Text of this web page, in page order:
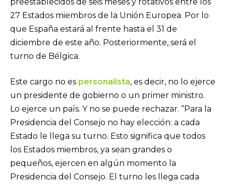
27 Estados miembros de la Unión Europea. Por lo
que España estará al frente hasta el 31 de
diciembre de este año. Posteriormente, será el
turno de Bélgica.
Este cargo no es personalista, es decir, no lo ejerce
un presidente de gobierno o un primer ministro.
Lo ejerce un país. Y no se puede rechazar. “Para la
Presidencia del Consejo no hay elección: a cada
Estado le llega su turno. Esto significa que todos
los Estados miembros, ya sean grandes o
pequeños, ejercen en algún momento la
Presidencia del Consejo. El turno les llega cada